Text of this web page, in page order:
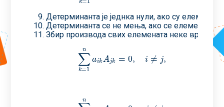
k
Детерминанта је једнка нули, ако су
Детерминанта се не мења, ако се елементима
Збир производа свих елемената неке врсте
∑
k=1
n
aik Ajk = 0, i ≠ j,
∑k=1na kA jk= i≠ j,
n